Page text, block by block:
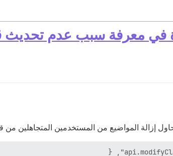
معرفة سبب عدم تحديث
إزالة المواضيع من المستخدمين المتجاهلين من